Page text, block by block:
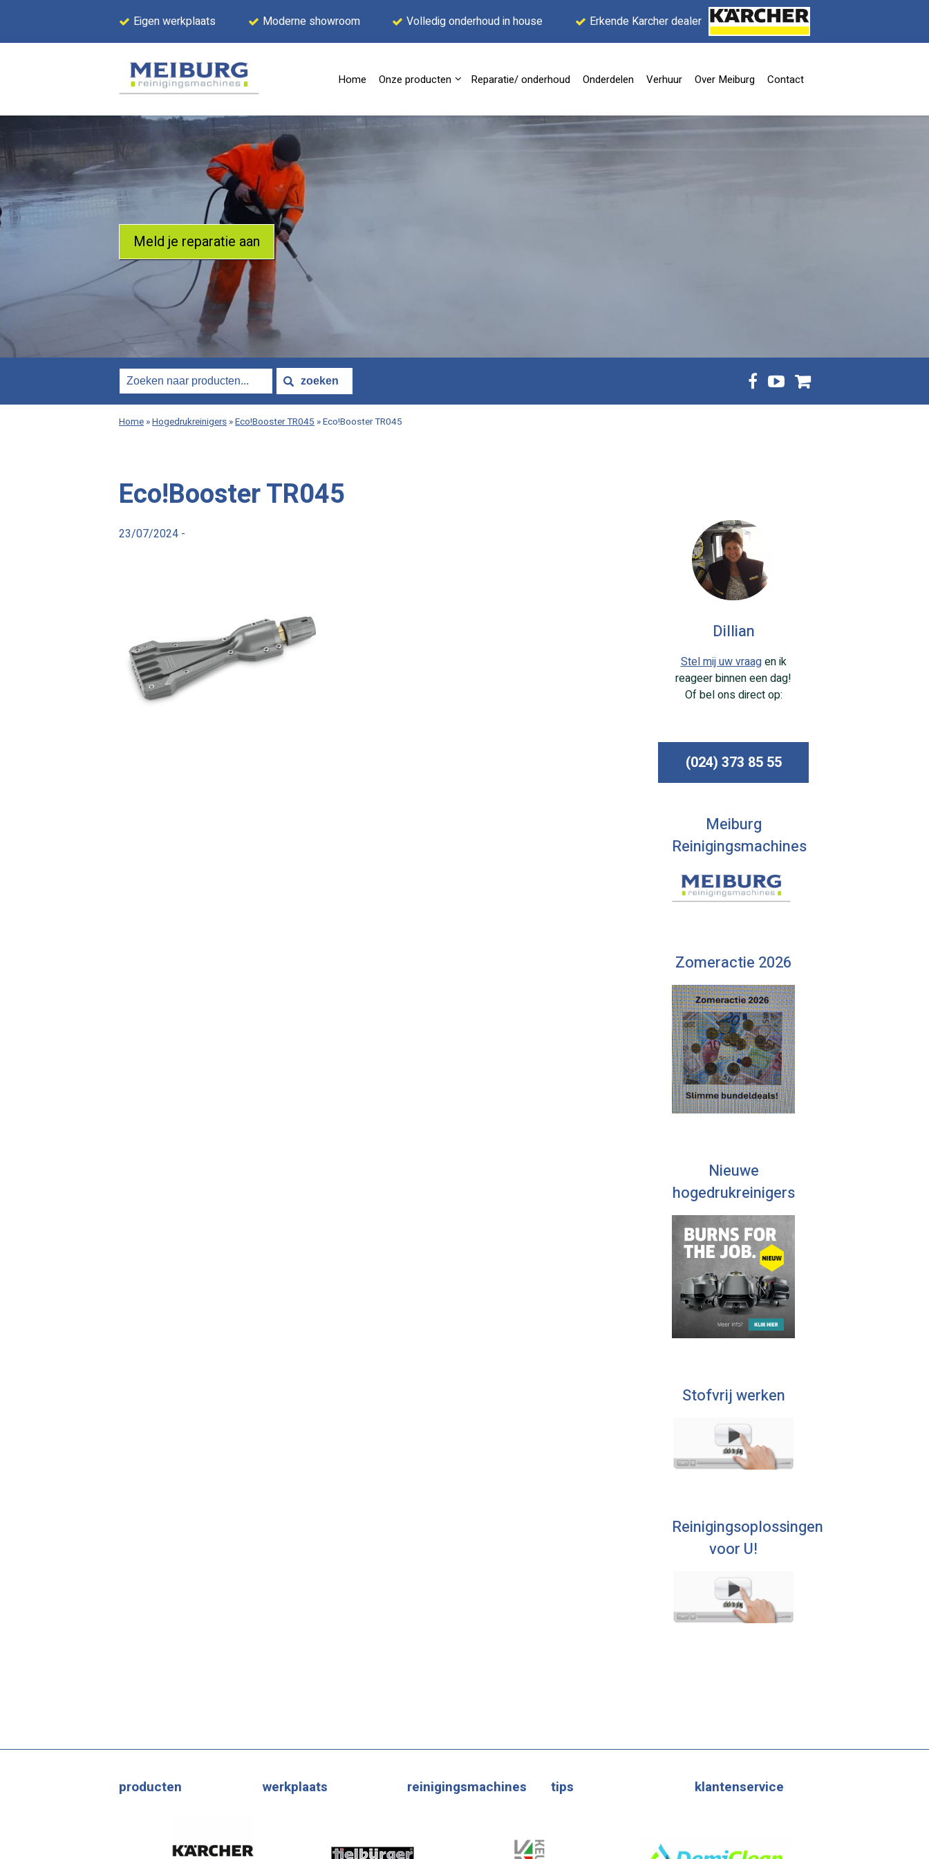
Eigen werkplaats Moderne showroom Volledig onderhoud in house Erkende Karcher dealer
Home Onze producten Reparatie/ onderhoud Onderdelen Verhuur Over Meiburg Contact
Meld je reparatie aan
Home »Hogedrukreinigers »Eco!Booster TR045 »Eco!Booster TR045
Eco!Booster TR045
23/07/2024 -
Dillian
Stel mij uw vraagen ik
reageer binnen een dag!
Of bel ons direct op:
(024) 373 85 55
Meiburg
Reinigingsmachines
Zomeractie 2026
Nieuwe
hogedrukreinigers
Stofvrij werken
Reinigingsoplossingen
voor U!
producten werkplaats reinigingsmachines tips klantenservice